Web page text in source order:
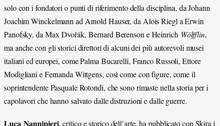
solo con i fondatori o punti di riferimento della disciplina, da Johann
Joachim Winckelmann ad Arnold Hauser, da Alois Riegl a Erwin
Panofsky, da Max Dvořák, Bernard Berenson e Heinrich Wölfflin,
ma anche con gli storici direttori di alcuni dei più autorevoli musei
italiani ed europei, come Palma Bucarelli, Franco Russoli, Ettore
Modigliani e Fernanda Wittgens, così come con figure, come il
soprintendente Pasquale Rotondi, che sono rimaste nella storia per i
capolavori che hanno salvato dalle distruzioni e dalle guerre.
Luca Nannipieri, critico e storico dell’arte, ha pubblicato con Skira i